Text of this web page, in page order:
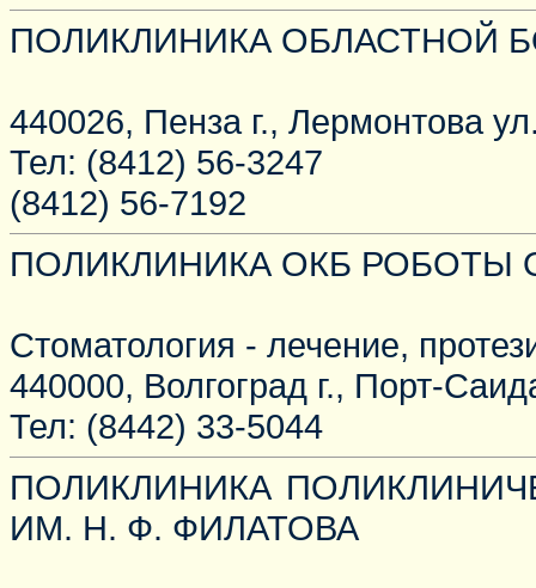
ПОЛИКЛИНИКА ОБЛАСТНОЙ
440026, Пенза г., Лермонтова
Тел: (8412) 56-3247
(8412) 56-7192
ПОЛИКЛИНИКА ОКБ РОБОТЫ
Стоматология - лечение,
440000, Волгоград г., Порт-
Тел: (8442) 33-5044
ПОЛИКЛИНИКА
ИМ. Н. Ф. ФИЛАТОВА